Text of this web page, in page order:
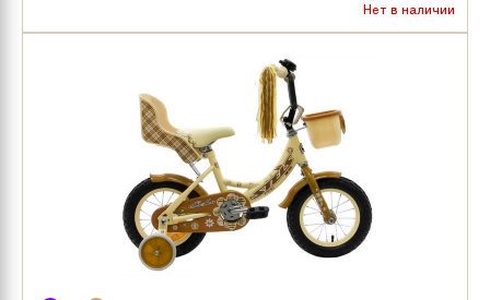
Нет в наличии
Тип тормозов:Ножной